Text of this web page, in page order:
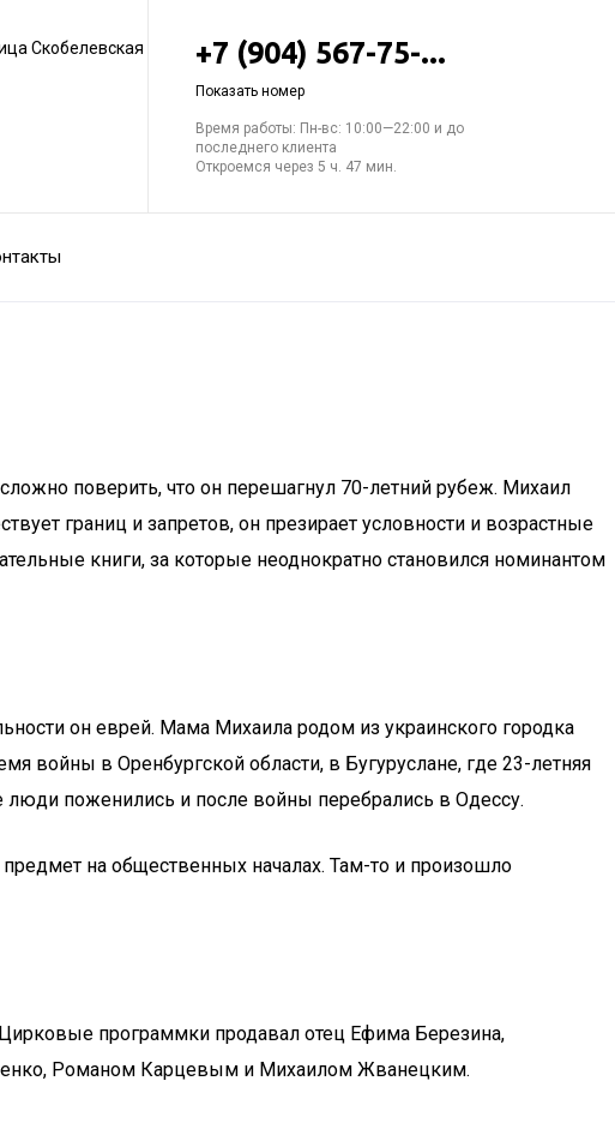
Скобелевская +7 (904) 567-75-...
Показать номер
Время работы: Пн-вс: 10:00—22:00 и до
последнего клиента
Откроемся через 5 ч. 47 мин.
поверить, что он перешагнул 70-летний рубеж. Михаил
границ и запретов, он презирает условности и возрастные
книги, за которые неоднократно становился номинантом
он еврей. Мама Михаила родом из украинского городка
войны в Оренбургской области, в Бугуруслане, где 23-летняя
поженились и после войны перебрались в Одессу.
на общественных началах. Там-то и произошло
программки продавал отец Ефима Березина,
Романом Карцевым и Михаилом Жванецким.